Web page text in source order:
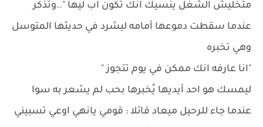
متخليش الشغل ينسيك انك تكون اب ليها "..وتذكر
عندما سقطت دموعها أمامه ليشرد في حديثها المتوسل
وهي تخبره
"انا عارفه انك ممكن في يوم تتجوز "
ليمسك هو احد أيديها يُخبرها بحب لم يشعر به سوا
عندما جاء للرحيل ميعاد قائلا : قومي يانهي اوعي تسبيني